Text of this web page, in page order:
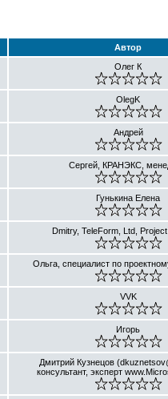
Автор
Олег К
OlegK
Андрей
Сергей, КРАНЭКС,
Гунькина Елена
Dmitry, TeleForm, Ltd,
Ольга, специалист по
VVK
Игорь
Дмитрий Кузнецов
консультант, эксперт